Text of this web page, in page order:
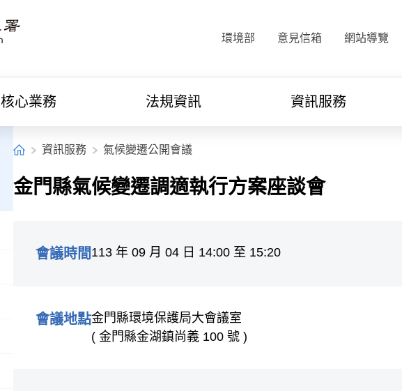
環境部 意見信箱 網站導覽
核心業務 法規資訊 資訊服務
首頁資訊服務 氣候變遷公開會議
金門縣氣候變遷調適執行方案座談會
會議時間 113 年 09 月 04 日 14:00 至 15:20
會議地點金門縣環境保護局大會議室
( 金門縣金湖鎮尚義 100 號 )